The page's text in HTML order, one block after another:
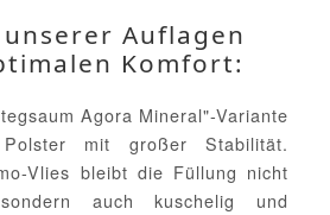
Auflagen
Komfort:
Agora Mineral"-Variante
mit großer Stabilität.
Vlies bleibt die Füllung nicht
auch kuschelig und